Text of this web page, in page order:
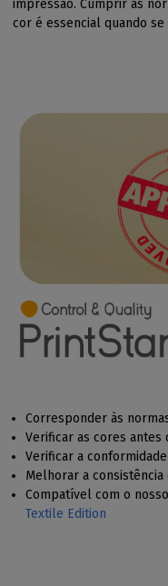
impressão. Cumprir as
cor é essencial quando
Corresponder às
Verificar as cores antes
Verificar a
Melhorar a consistência
Compatível com o
Textile Edition